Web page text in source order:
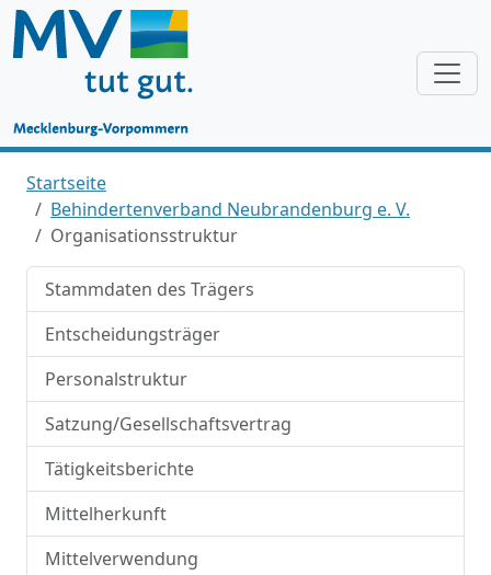
Startseite
Behindertenverband Neubrandenburg e. V.
Organisationsstruktur
Stammdaten des Trägers
Entscheidungsträger
Personalstruktur
Satzung/Gesellschaftsvertrag
Tätigkeitsberichte
Mittelherkunft
Mittelverwendung